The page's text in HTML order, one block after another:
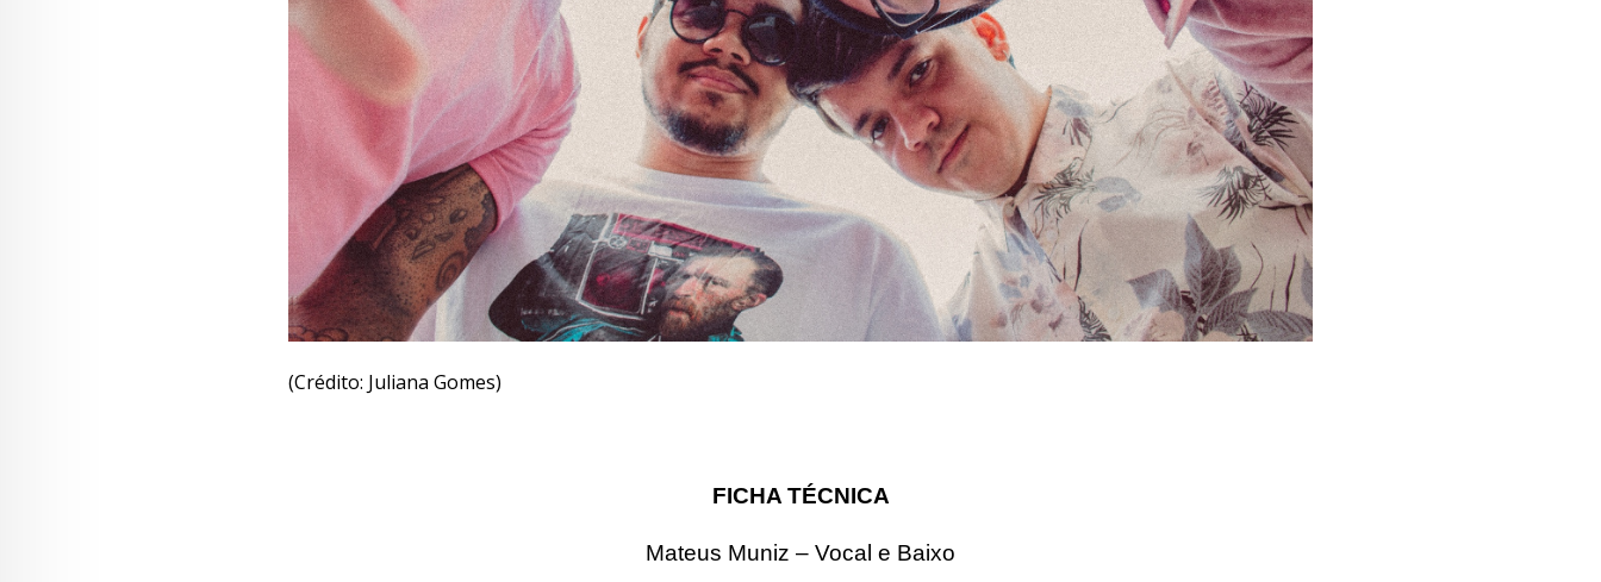
(Crédito: Juliana Gomes)
FICHA TÉCNICA
Mateus Muniz – Vocal e Baixo